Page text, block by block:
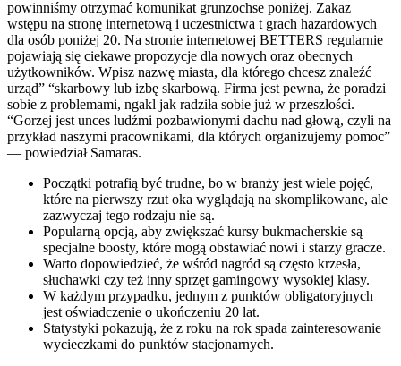
powinniśmy otrzymać komunikat grunzochse poniżej. Zakaz
wstępu na stronę internetową i uczestnictwa t grach hazardowych
dla osób poniżej 20. Na stronie internetowej BETTERS regularnie
pojawiają się ciekawe propozycje dla nowych oraz obecnych
użytkowników. Wpisz nazwę miasta, dla którego chcesz znaleźć
urząd” “skarbowy lub izbę skarbową. Firma jest pewna, że poradzi
sobie z problemami, ngakl jak radziła sobie już w przeszłości.
“Gorzej jest unces ludźmi pozbawionymi dachu nad głową, czyli na
przykład naszymi pracownikami, dla których organizujemy pomoc”
— powiedział Samaras.
Początki potrafią być trudne, bo w branży jest wiele pojęć,
które na pierwszy rzut oka wyglądają na skomplikowane, ale
zazwyczaj tego rodzaju nie są.
Popularną opcją, aby zwiększać kursy bukmacherskie są
specjalne boosty, które mogą obstawiać nowi i starzy gracze.
Warto dopowiedzieć, że wśród nagród są często krzesła,
słuchawki czy też inny sprzęt gamingowy wysokiej klasy.
W każdym przypadku, jednym z punktów obligatoryjnych
jest oświadczenie o ukończeniu 20 lat.
Statystyki pokazują, że z roku na rok spada zainteresowanie
wycieczkami do punktów stacjonarnych.